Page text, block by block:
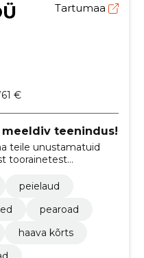
Tartumaa
€
teenindus!
teile unustamatuid
toorainetest
teenindusega.
peielaud
pearoad
haava kõrts